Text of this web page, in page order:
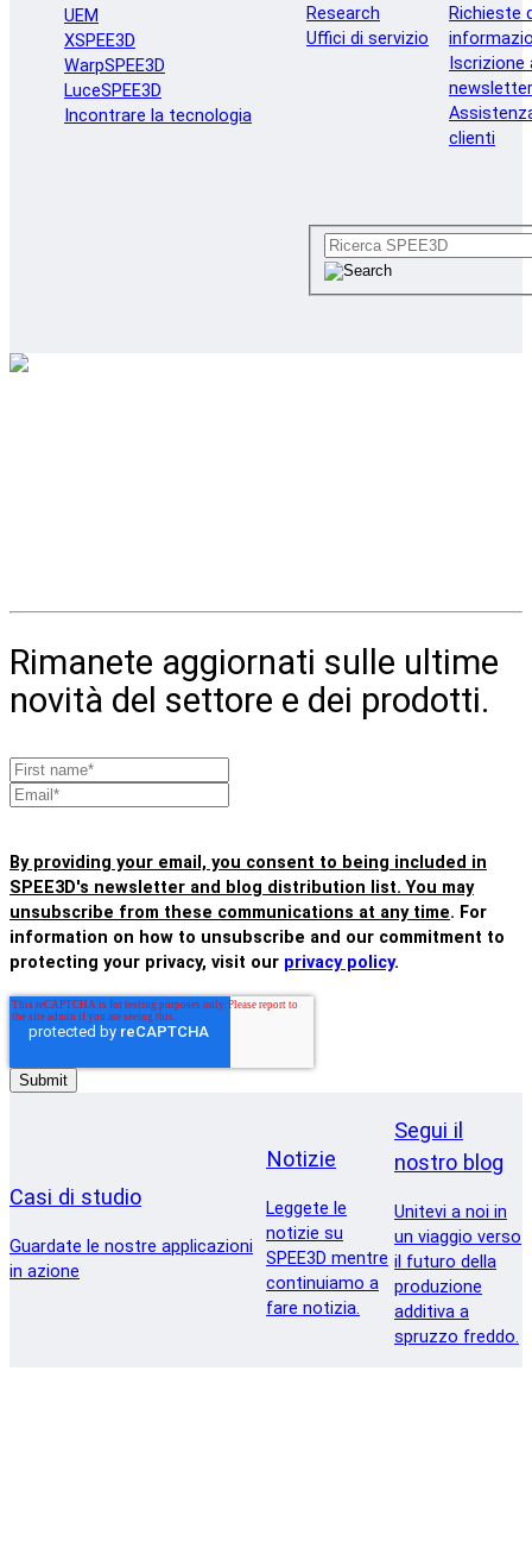
UEM
XSPEE3D
WarpSPEE3D
LuceSPEE3D
Incontrare la tecnologia
Research
Uffici di servizio
Richieste
Iscrizione
newsletter
clienti
Rimanete aggiornati sulle ultime
novità del settore e dei prodotti.
By providing your email, you consent to being included in
SPEE3D's newsletter and blog distribution list. You may
unsubscribe from these communications at any time. For
information on how to unsubscribe and our commitment to
protecting your privacy, visit our privacy policy.
Casi di studio
Guardate le nostre applicazioni
in azione
Notizie
Leggete le
notizie su
SPEE3D mentre
continuiamo a
fare notizia.
Segui il
nostro blog
Unitevi a noi in
un viaggio verso
il futuro della
produzione
additiva a
spruzzo freddo.